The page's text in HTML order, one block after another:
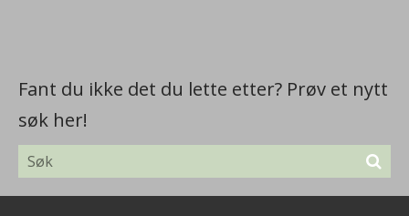
Fant du ikke det du lette etter? Prøv et nytt
søk her!